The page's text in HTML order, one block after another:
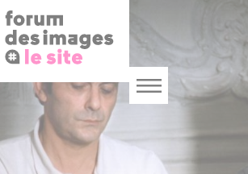
au
contenu
principal
Menu